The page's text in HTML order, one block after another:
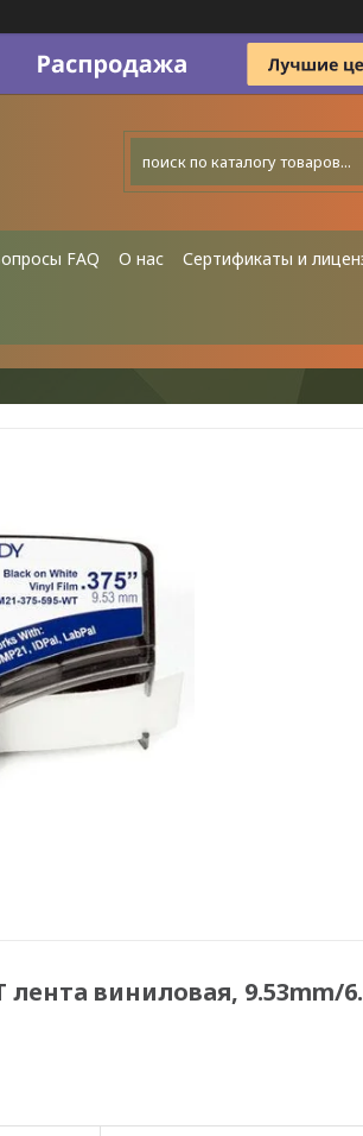
FAQ О нас Сертификаты и
лента виниловая, 9.53mm/